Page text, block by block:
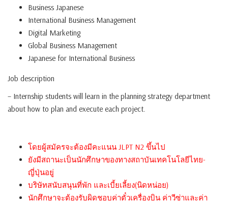
Business Japanese
International Business Management
Digital Marketing
Global Business Management
Japanese for International Business
Job description
– Internship students will learn in the planning strategy department
about how to plan and execute each project.
โดยผู้สมัครจะต้องมีคะแนน JLPT N2 ขึ้นไป
ยังมีสถานะเป็นนักศึกษาของทางสถาบันเทคโนโลยีไทย-
ญี่ปุ่นอยู่
บริษัทสนับสนุนที่พัก และเบี้ยเลี้ยง(นิดหน่อย)
นักศึกษาจะต้องรับผิดชอบค่าตั๋วเครื่องบิน ค่าวีซ่าและค่า